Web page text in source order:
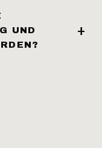
UND